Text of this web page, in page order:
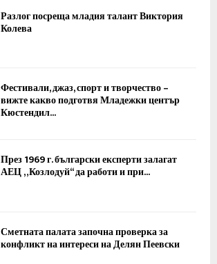
Разлог посреща младия талант Виктория
Колева
Фестивали, джаз, спорт и творчество –
вижте какво подготвя Младежки център
Кюстендил...
През 1969 г. български експерти залагат
АЕЦ „Козлодуй“ да работи и при...
Сметната палата започна проверка за
конфликт на интереси на Делян Пеевски